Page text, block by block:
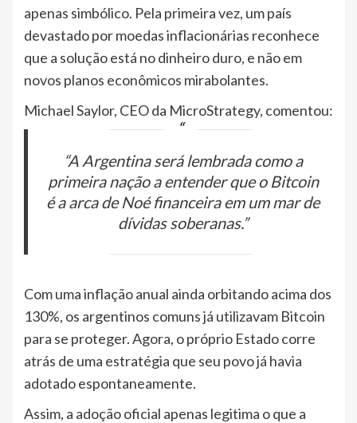
apenas simbólico. Pela primeira vez, um país
devastado por moedas inflacionárias reconhece
que a solução está no dinheiro duro, e não em
novos planos econômicos mirabolantes.
Michael Saylor, CEO da MicroStrategy, comentou:
“A Argentina será lembrada como a
primeira nação a entender que o Bitcoin
é a arca de Noé financeira em um mar de
dívidas soberanas.”
Com uma inflação anual ainda orbitando acima dos
130%, os argentinos comuns já utilizavam Bitcoin
para se proteger. Agora, o próprio Estado corre
atrás de uma estratégia que seu povo já havia
adotado espontaneamente.
Assim, a adoção oficial apenas legitima o que a